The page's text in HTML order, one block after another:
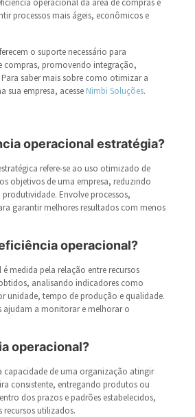
processos mais ágeis, econômicos e
o suporte necessário para
compras, promovendo integração,
saber mais sobre como otimizar a
sua empresa, acesse Nimbi Soluções.
operacional estratégia?
refere-se ao uso otimizado de
objetivos de uma empresa, reduzindo
Envolve processos,
garantir melhores resultados com menos
operacional?
medida pela relação entre recursos
analisando indicadores como
unidade, tempo de produção e qualidade.
ajudam a monitorar e melhorar o
operacional?
capacidade de uma organização atingir
consistente, entregando produtos ou
dos prazos e padrões estabelecidos,
recursos utilizados.